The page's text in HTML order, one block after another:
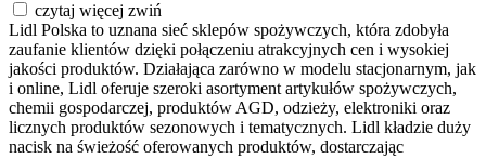
czytaj więcej zwiń
Lidl Polska to uznana sieć sklepów spożywczych, która zdobyła
zaufanie klientów dzięki połączeniu atrakcyjnych cen i wysokiej
jakości produktów. Działająca zarówno w modelu stacjonarnym, jak
i online, Lidl oferuje szeroki asortyment artykułów spożywczych,
chemii gospodarczej, produktów AGD, odzieży, elektroniki oraz
licznych produktów sezonowych i tematycznych. Lidl kładzie duży
nacisk na świeżość oferowanych produktów, dostarczając